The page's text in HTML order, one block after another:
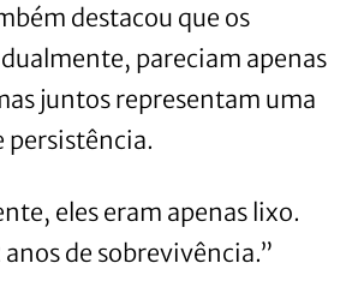
destacou que os
pareciam apenas
juntos representam uma
persistência.
eles eram apenas lixo.
anos de sobrevivência.”